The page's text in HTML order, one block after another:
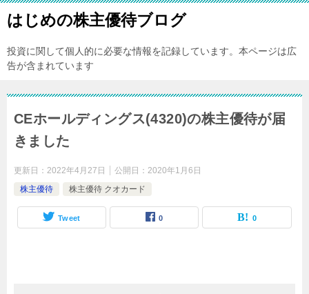
はじめの株主優待ブログ
投資に関して個人的に必要な情報を記録しています。本ページは広
告が含まれています
CEホールディングス(4320)の株主優待が届
きました
更新日： 2022年4月27日 公開日： 2020年1月6日
株主優待
株主優待 クオカード
Tweet 0 0